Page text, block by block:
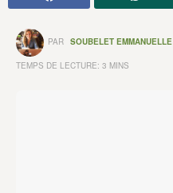
PAR SOUBELET EMMANUELLE
TEMPS DE LECTURE: 3 MINS